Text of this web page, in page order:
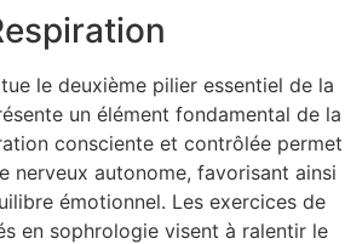
le deuxième pilier essentiel de la
un élément fondamental de la
consciente et contrôlée permet
nerveux autonome, favorisant ainsi
émotionnel. Les exercices de
en sophrologie visent à ralentir le